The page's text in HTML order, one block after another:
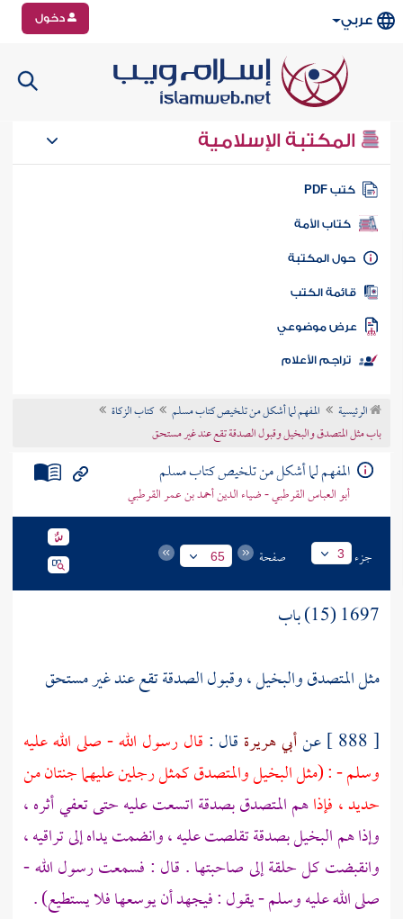
عربي دخول
المكتبة الإسلامية
كتب PDF
كتاب الأمة
المكتبة
الكتب
موضوعي
تراجم الأعلام
الرئيسية المفهم لما أشكل من تلخيص كتاب مسلم
كتاب الزكاة
باب مثل المتصدق والبخيل وقبول الصدقة تقع عند غير مستحق
المفهم لما أشكل من تلخيص كتاب مسلم
أبو العباس القرطبي - ضياء الدين أحمد بن عمر القرطبي
جزء 3 صفحة 65
1697 (15) باب
مثل المتصدق والبخيل ، وقبول الصدقة تقع عند غير مستحق
[ 888 ] عن
أبي هريرة قال : قال رسول الله - صلى الله عليه
وسلم - : (مثل البخيل والمتصدق كمثل رجلين عليهما جنتان من
حديد ، فإذاهم المتصدق بصدقة اتسعت عليه حتى تعفي أثره ،
وإذا هم البخيل بصدقة تقلصت عليه ، وانضمت يداه إلى تراقيه ،
وانقبضت كل حلقة إلى صاحبتها . قال : فسمعت رسول الله -
صلى الله عليه وسلم - يقول : فيجهد أن يوسعها فلا يستطيع) .